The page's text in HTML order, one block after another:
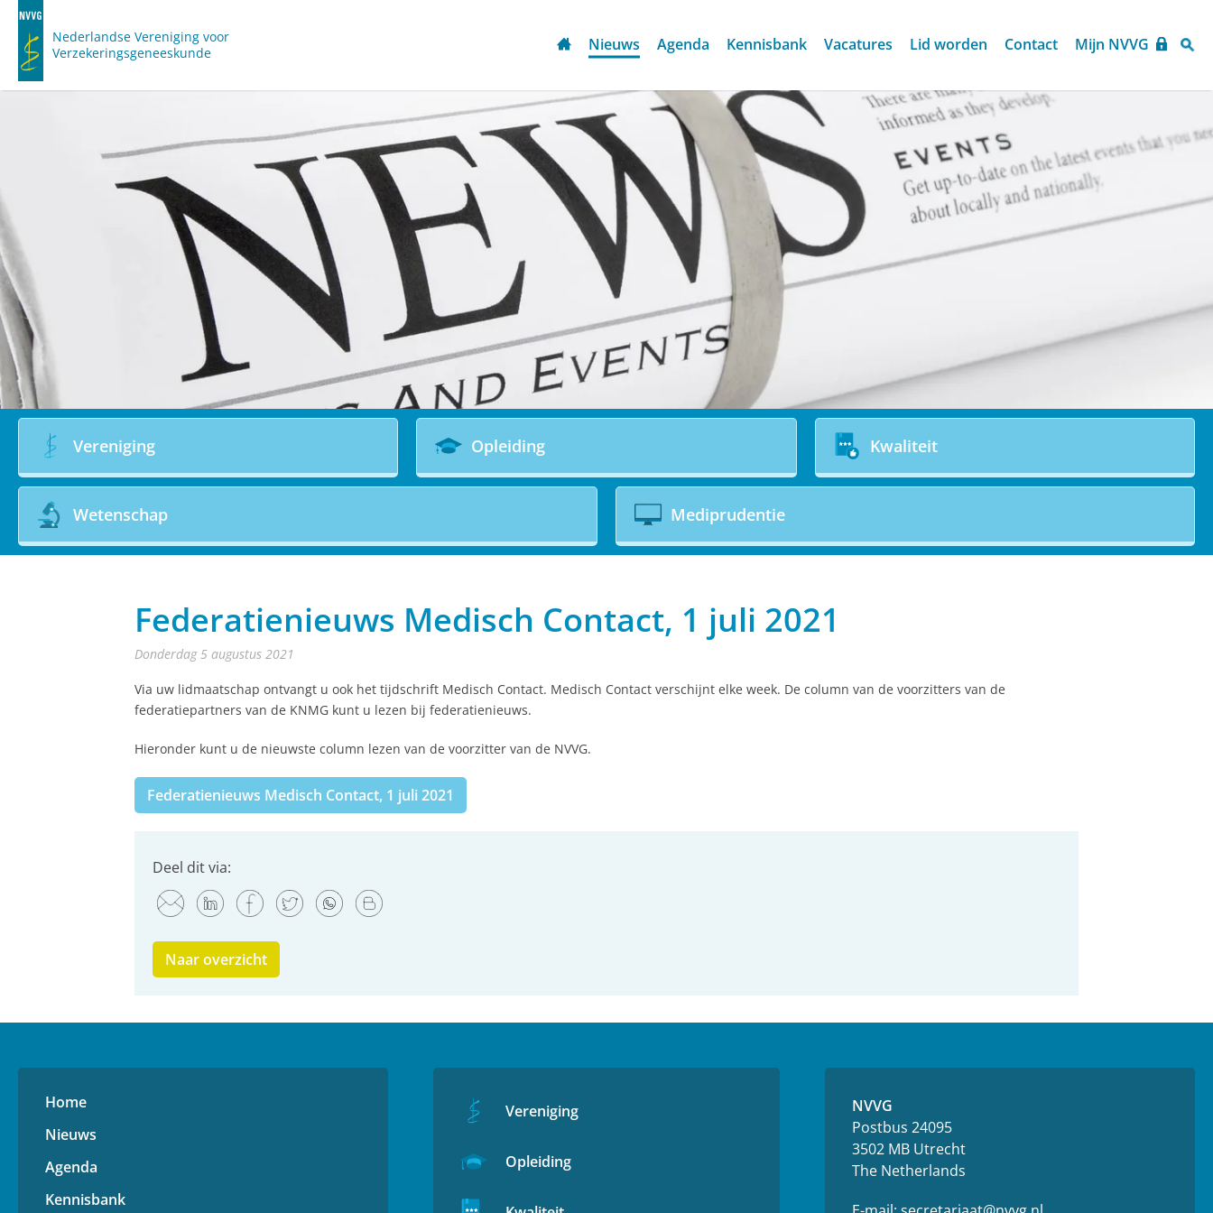
Nederlandse Vereniging voor
Verzekeringsgeneeskunde
Nieuws Agenda Kennisbank Vacatures Lid worden Contact Mijn NVVG
Vereniging Opleiding Kwaliteit
Wetenschap Mediprudentie
Federatienieuws Medisch Contact, 1 juli 2021
donderdag 5 augustus 2021
Via uw lidmaatschap ontvangt u ook het tijdschrift Medisch Contact. Medisch Contact verschijnt elke week. De column van de voorzitters van de
federatiepartners van de KNMG kunt u lezen bij federatienieuws.
Hieronder kunt u de nieuwste column lezen van de voorzitter van de NVVG.
Federatienieuws Medisch Contact, 1 juli 2021
Deel dit via:
Naar overzicht
Home
Nieuws
Agenda
Kennisbank
Vereniging
Opleiding
NVVG
Postbus 24095
3502 MB Utrecht
The Netherlands